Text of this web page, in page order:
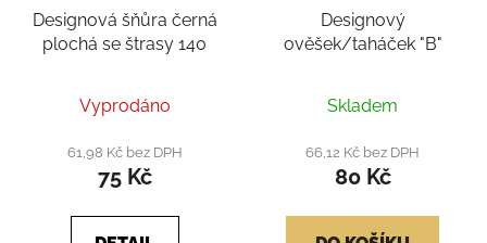
Designová šňůra černá
plochá se štrasy 140
hodnocení
produktu
je
z
Vyprodáno
61,98 Kč bez DPH
75 Kč
Designový
ověšek/taháček "B"
hodnocení
produktu
je
z
Skladem
66,12 Kč bez DPH
80 Kč